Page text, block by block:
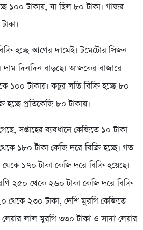
১০০ টাকায়, যা ছিল ৮০ টাকা। গাজর
হচ্ছে আগের দামেই। টমেটোর সিজন
দাম দিনদিন বাড়ছে। আজকের বাজারে
১০০ টাকায়। কচুর লতি বিক্রি হচ্ছে ৮০
হচ্ছে প্রতিকেজি ৮০ টাকায়।
সপ্তাহের ব্যবধানে কেজিতে ১০ টাকা
১৮০ টাকা কেজি দরে বিক্রি হচ্ছে। গত
১৭০ টাকা কেজি দরে বিক্রি হয়েছে।
২৫০ থেকে ২৬০ টাকা কেজি দরে বিক্রি
থেকে ২৩০ টাকা, দেশি মুরগি কেজিতে
লাল মুরগি ৩৩০ টাকা ও সাদা লেয়ার